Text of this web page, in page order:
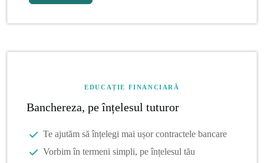
EDUCAȚIE FINANCIARĂ
Banchereza, pe înțelesul tuturor
Te ajutăm să înțelegi mai ușor contractele bancare
Vorbim în termeni simpli, pe înțelesul tău